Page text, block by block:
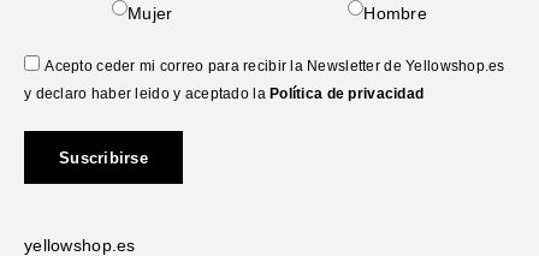
Mujer Hombre
Acepto ceder mi correo para recibir la Newsletter de Yellowshop.es
y declaro haber leido y aceptado la Política de privacidad
Suscribirse
yellowshop.es